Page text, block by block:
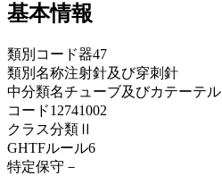
基本情報
類別コード器47
類別名称注射針及び穿刺針
中分類名チューブ及びカテーテル
コード12741002
クラス分類 Ⅱ
GHTFルール6
特定保守 －